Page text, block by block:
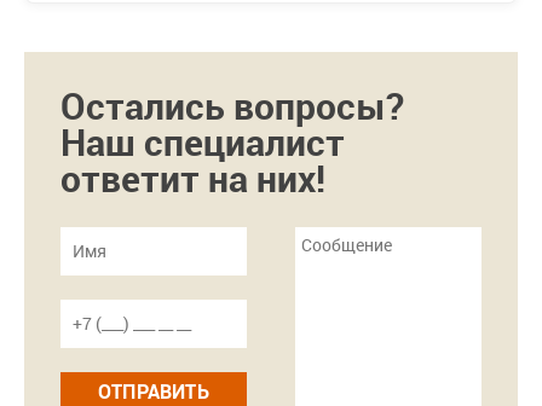
Остались вопросы?
Наш специалист
ответит на них!
ОТПРАВИТЬ